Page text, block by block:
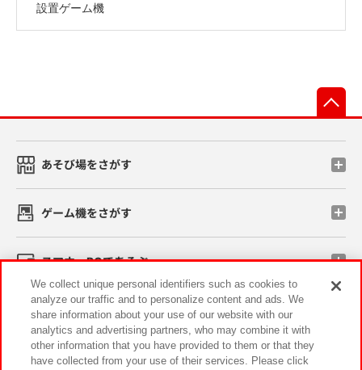
設置ゲーム機
あそび場をさがす
ゲーム機をさがす
スマホ・PCであそぶ
イベント・キャンペーン
We collect unique personal identifiers such as cookies to
analyze our traffic and to personalize content and ads. We
share information about your use of our website with our
analytics and advertising partners, who may combine it with
other information that you have provided to them or that they
have collected from your use of their services. Please click